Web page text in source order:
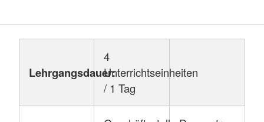
Lehrgangsdauer:
4
Unterrichtseinheiten
/ 1 Tag